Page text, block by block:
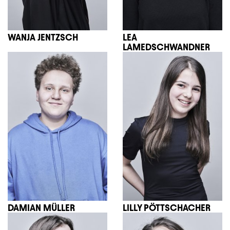
WANJA JENTZSCH
LEA
LAMEDSCHWANDNER
DAMIAN MÜLLER LILLY PÖTTSCHACHER